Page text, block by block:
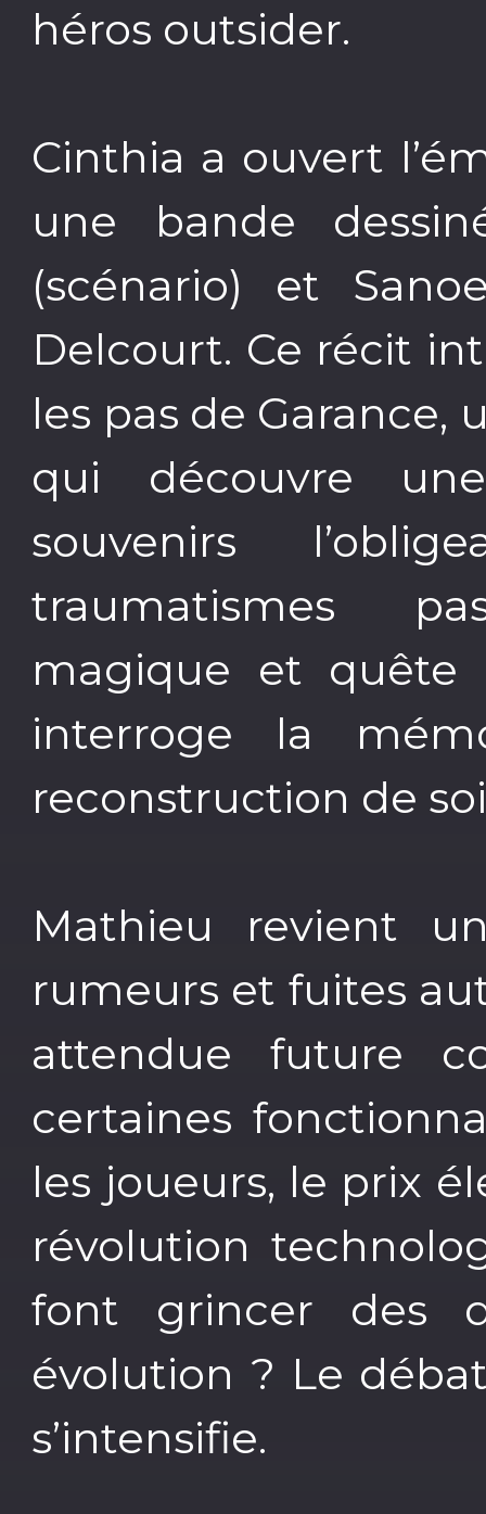
héros outsider.
Cinthia a ouvert
une bande
(scénario) et
Delcourt. Ce récit
les pas de Garance,
qui découvre
souvenirs
traumatismes
magique et quête
interroge la
reconstruction de
Mathieu revient
rumeurs et fuites
attendue future
certaines
les joueurs, le prix
révolution
font grincer des
évolution ? Le
s’intensifie.